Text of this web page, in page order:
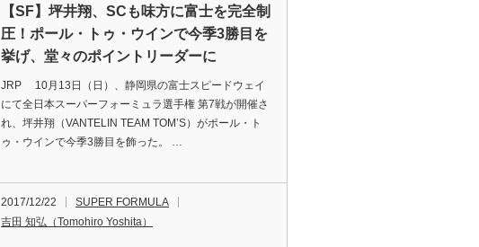
【SF】坪井翔、SCも味方に富士を完全制
圧！ポール・トゥ・ウインで今季3勝目を
挙げ、堂々のポイントリーダーに
JRP 10月13日（日）、静岡県の富士スピードウェイ
にて全日本スーパーフォーミュラ選手権 第7戦が開催さ
れ、坪井翔（VANTELIN TEAM TOM’S）がポール・ト
ゥ・ウインで今季3勝目を飾った。 …
2017/12/22
SUPER FORMULA
吉田 知弘（Tomohiro Yoshita）